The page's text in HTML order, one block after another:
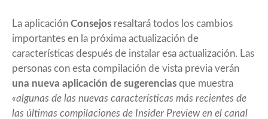
La aplicación Consejos resaltará todos los cambios
importantes en la próxima actualización de
características después de instalar esa actualización. Las
personas con esta compilación de vista previa verán
una nueva aplicación de sugerencias que muestra
«algunas de las nuevas características más recientes de
las últimas compilaciones de Insider Preview en el canal